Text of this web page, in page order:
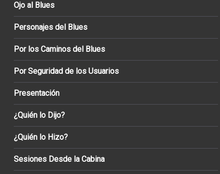
Ojo al Blues
Personajes del Blues
Por los Caminos del Blues
Por Seguridad de los Usuarios
Presentación
¿Quién lo Dijo?
¿Quién lo Hizo?
Sesiones Desde la Cabina